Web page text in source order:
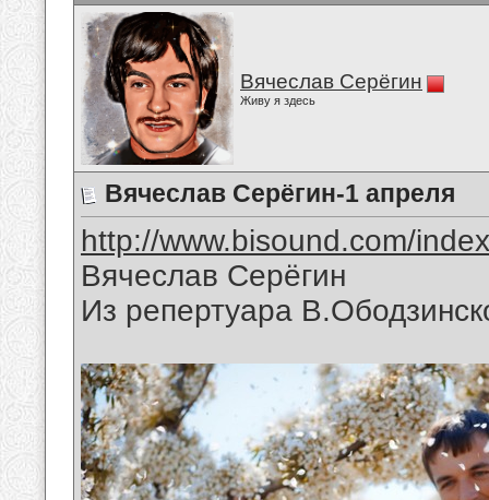
Вячеслав Серёгин
Живу я здесь
Вячеслав Серёгин-1 апреля
http://www.bisound.com/
Вячеслав Серёгин
Из репертуара